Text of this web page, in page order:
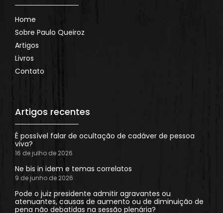
Home
Sobre Paulo Queiroz
Artigos
Livros
Contato
Artigos recentes
É possível falar de ocultação de cadáver de pessoa
viva?
16 de julho de 2026
Ne bis in idem e temas correlatos
9 de junho de 2026
Pode o juiz presidente admitir agravantes ou
atenuantes, causas de aumento ou de diminuição de
pena não debatidas na sessão plenária?